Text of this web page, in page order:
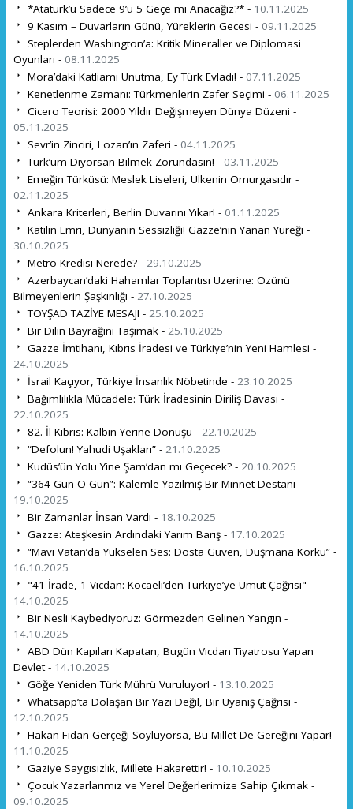
*Atatürk’ü Sadece 9’u 5 Geçe mi Anacağız?* - 10.11.2025
9 Kasım – Duvarların Günü, Yüreklerin Gecesi - 09.11.2025
Steplerden Washington’a: Kritik Mineraller ve Diplomasi
Oyunları - 08.11.2025
Mora’daki Katliamı Unutma, Ey Türk Evladı! - 07.11.2025
Kenetlenme Zamanı: Türkmenlerin Zafer Seçimi - 06.11.2025
Cicero Teorisi: 2000 Yıldır Değişmeyen Dünya Düzeni -
05.11.2025
Sevr’in Zinciri, Lozan’ın Zaferi - 04.11.2025
Türk’üm Diyorsan Bilmek Zorundasın! - 03.11.2025
Emeğin Türküsü: Meslek Liseleri, Ülkenin Omurgasıdır -
02.11.2025
Ankara Kriterleri, Berlin Duvarını Yıkar! - 01.11.2025
Katilin Emri, Dünyanın Sessizliği! Gazze’nin Yanan Yüreği -
30.10.2025
Metro Kredisi Nerede? - 29.10.2025
Azerbaycan’daki Hahamlar Toplantısı Üzerine: Özünü
Bilmeyenlerin Şaşkınlığı - 27.10.2025
TOYŞAD TAZİYE MESAJI - 25.10.2025
Bir Dilin Bayrağını Taşımak - 25.10.2025
Gazze İmtihanı, Kıbrıs İradesi ve Türkiye’nin Yeni Hamlesi -
24.10.2025
İsrail Kaçıyor, Türkiye İnsanlık Nöbetinde - 23.10.2025
Bağımlılıkla Mücadele: Türk İradesinin Diriliş Davası -
22.10.2025
82. İl Kıbrıs: Kalbin Yerine Dönüşü - 22.10.2025
“Defolun! Yahudi Uşakları” - 21.10.2025
Kudüs’ün Yolu Yine Şam’dan mı Geçecek? - 20.10.2025
“364 Gün O Gün”: Kalemle Yazılmış Bir Minnet Destanı -
19.10.2025
Bir Zamanlar İnsan Vardı - 18.10.2025
Gazze: Ateşkesin Ardındaki Yarım Barış - 17.10.2025
“Mavi Vatan’da Yükselen Ses: Dosta Güven, Düşmana Korku” -
16.10.2025
"41 İrade, 1 Vicdan: Kocaeli’den Türkiye’ye Umut Çağrısı" -
14.10.2025
Bir Nesli Kaybediyoruz: Görmezden Gelinen Yangın -
14.10.2025
ABD Dün Kapıları Kapatan, Bugün Vicdan Tiyatrosu Yapan
Devlet - 14.10.2025
Göğe Yeniden Türk Mührü Vuruluyor! - 13.10.2025
Whatsapp’ta Dolaşan Bir Yazı Değil, Bir Uyanış Çağrısı -
12.10.2025
Hakan Fidan Gerçeği Söylüyorsa, Bu Millet De Gereğini Yapar! -
11.10.2025
Gaziye Saygısızlık, Millete Hakarettir! - 10.10.2025
Çocuk Yazarlarımız ve Yerel Değerlerimize Sahip Çıkmak -
09.10.2025